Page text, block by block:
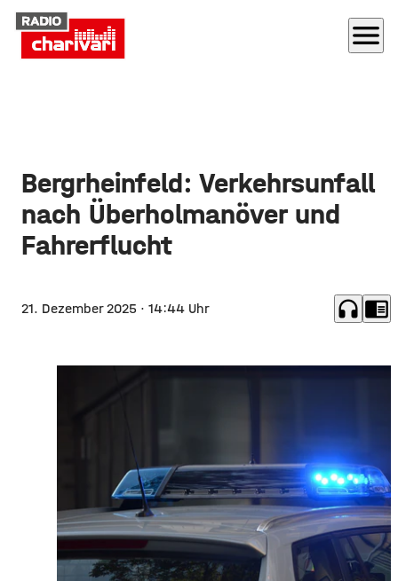
menu
Bergrheinfeld: Verkehrsunfall
nach Überholmanöver und
Fahrerflucht
21. Dezember 2025 · 14:44 Uhr headphones chrome_reader_mode